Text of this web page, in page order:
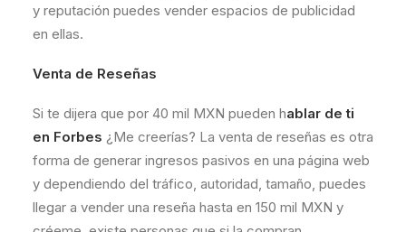
y reputación puedes vender espacios de publicidad
en ellas.
Venta de Reseñas
Si te dijera que por 40 mil MXN pueden hablar de ti
en Forbes ¿Me creerías? La venta de reseñas es otra
forma de generar ingresos pasivos en una página web
y dependiendo del tráfico, autoridad, tamaño, puedes
llegar a vender una reseña hasta en 150 mil MXN y